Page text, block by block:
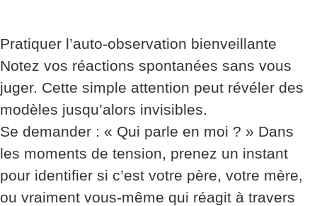
Pratiquer l’auto-observation bienveillante
Notez vos réactions spontanées sans vous
juger. Cette simple attention peut révéler des
modèles jusqu’alors invisibles.
Se demander : « Qui parle en moi ? » Dans
les moments de tension, prenez un instant
pour identifier si c’est votre père, votre mère,
ou vraiment vous-même qui réagit à travers